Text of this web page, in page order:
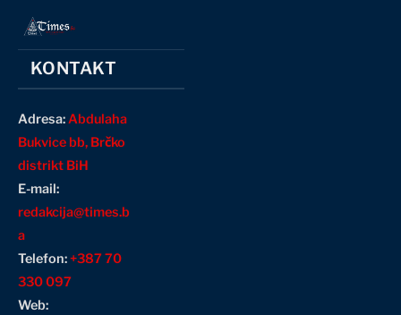
KONTAKT
Adresa:Abdulaha
Bukvice bb, Brčko
distrikt BiH
E-mail:
redakcija@times.b
a
Telefon:+387 70
330 097
Web: